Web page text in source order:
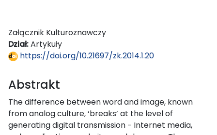
Załącznik Kulturoznawczy
Dział:Artykuły
https://doi.org/10.21697/zk.2014.1.20
Abstrakt
The difference between word and image, known
from analog culture, ‘breaks’ at the level of
generating digital transmission − Internet media,